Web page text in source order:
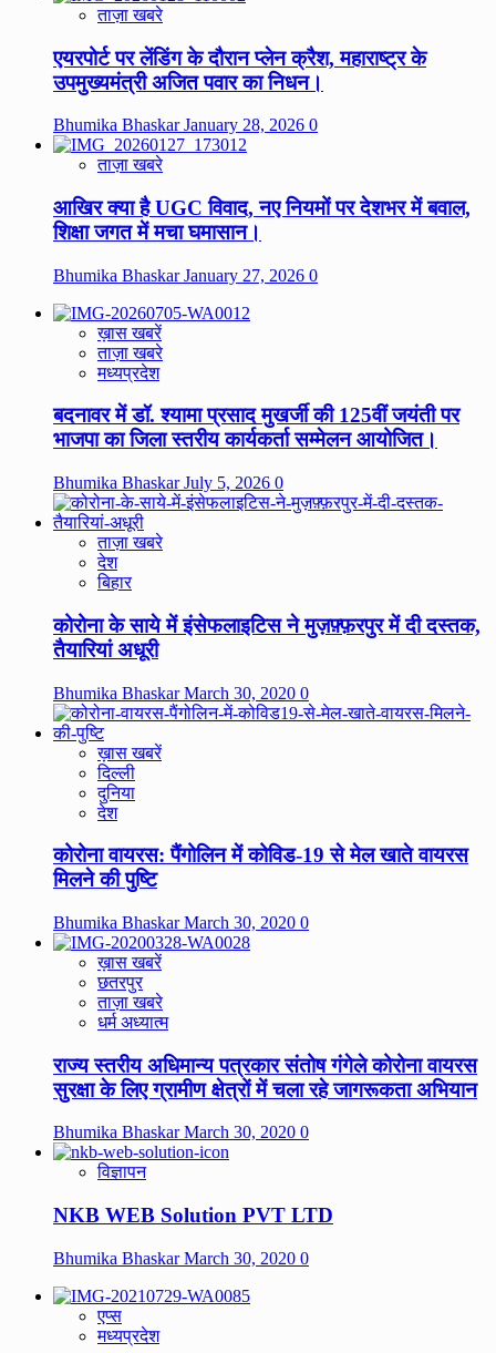
ताज़ा खबरे
एयरपोर्ट पर लेंडिंग के दौरान प्लेन क्रैश, महाराष्ट्र के
उपमुख्यमंत्री अजित पवार का निधन।
Bhumika BhaskarJanuary 28, 2026 0
ताज़ा खबरे
आखिर क्या है UGC विवाद, नए नियमों पर देशभर में बवाल,
शिक्षा जगत में मचा घमासान।
Bhumika BhaskarJanuary 27, 2026 0
ख़ास खबरें
ताज़ा खबरे
मध्यप्रदेश
बदनावर में डॉ. श्यामा प्रसाद मुखर्जी की 125वीं जयंती पर
भाजपा का जिला स्तरीय कार्यकर्ता सम्मेलन आयोजित।
Bhumika BhaskarJuly 5, 2026 0
ताज़ा खबरे
देश
बिहार
कोरोना के साये में इंसेफलाइटिस ने मुज़फ़्फ़रपुर में दी दस्तक,
तैयारियां अधूरी
Bhumika BhaskarMarch 30, 2020 0
ख़ास खबरें
दिल्ली
दुनिया
देश
कोरोना वायरस: पैंगोलिन में कोविड-19 से मेल खाते वायरस
मिलने की पुष्टि
Bhumika BhaskarMarch 30, 2020 0
ख़ास खबरें
छतरपुर
ताज़ा खबरे
धर्म अध्यात्म
राज्य स्तरीय अधिमान्य पत्रकार संतोष गंगेले कोरोना वायरस
सुरक्षा के लिए ग्रामीण क्षेत्रों में चला रहे जागरूकता अभियान
Bhumika BhaskarMarch 30, 2020 0
विज्ञापन
NKB WEB Solution PVT LTD
Bhumika BhaskarMarch 30, 2020 0
एप्स
मध्यप्रदेश